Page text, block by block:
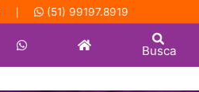
(51) 99197.8919
Busca